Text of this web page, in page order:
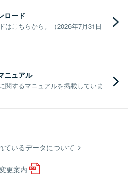
ロード
はこちらから。（2026年7月31日
ニュアル
関するマニュアルを掲載していま
ているデータについて
更案内